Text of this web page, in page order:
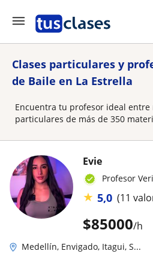
Clases particulares y
de Baile en La Estrella
Encuentra tu profesor ideal entre
particulares de más de 350
$85000/h
Evie
Profesor
★ 5,0 (11
Medellín, Envigado, Itagui, S...